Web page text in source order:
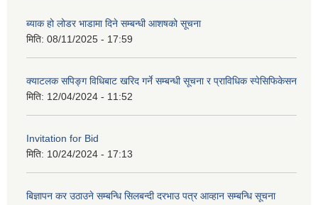
ब्याक हो लोडर भाडामा दिने सम्बन्धी आशषको सूचना
मिति: 08/11/2025 - 17:59
क्याटलक सपिङ्ग विधिबाट खरिद गर्ने सम्बन्धी सूचना र प्राविधिक स्पेसिफिकेसन
मिति: 12/04/2024 - 11:52
Invitation for Bid
मिति: 10/24/2024 - 17:13
बिज्ञापन कर उठाउने सम्बन्धि सिलबन्दी दरभाउ पत्र आव्हान सम्बन्धि सूचना